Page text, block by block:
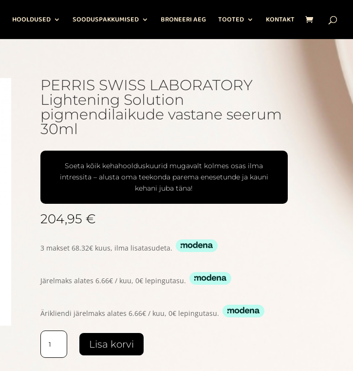
HOOLDUSED SOODUSPAKKUMISED BRONEERI AEG TOOTED KONTAKT
PERRIS SWISS LABORATORY
Lightening Solution
pigmendilaikude vastane seerum
30ml
Soeta kõik kehahoolduskuurid mugavalt kolmes osas ilma
intressita – alusta oma teekonda parema enesetunde ja kauni
kehani juba täna!
204,95 €
3 makset 68.32€ kuus, ilma lisatasudeta.
Järelmaks alates 6.66€ / kuu, 0€ lepingutasu.
Ärikliendi järelmaks alates 6.66€ / kuu, 0€ lepingutasu.
PERRIS
SWISS
LABORATORY
Lisa korvi